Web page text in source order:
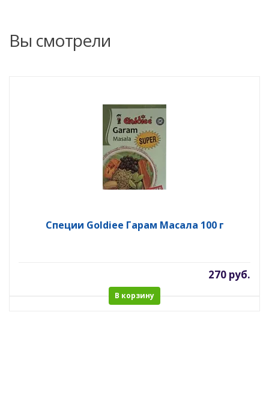
Вы смотрели
Специи Goldiee Гарам Масала 100 г
270 руб.
В корзину